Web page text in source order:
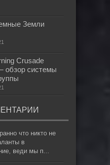
Земли
Crusade
обзор системы
что никто не
в
веди мы п...